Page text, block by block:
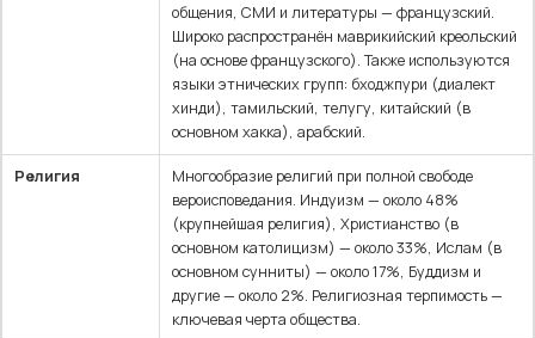
общения, СМИ и литературы — французский.
Широко распространён маврикийский креольский
(на основе французского). Также используются
языки этнических групп: бходжпури (диалект
хинди), тамильский, телугу, китайский (в
основном хакка), арабский.
Религия
Многообразие религий при полной свободе
вероисповедания. Индуизм — около 48%
(крупнейшая религия), Христианство (в
основном католицизм) — около 33%, Ислам (в
основном сунниты) — около 17%, Буддизм и
другие — около 2%. Религиозная терпимость —
ключевая черта общества.